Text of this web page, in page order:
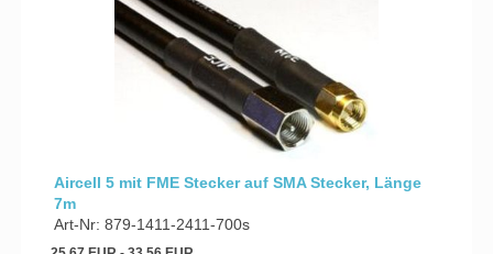
Aircell 5 mit FME Stecker auf SMA Stecker, Länge
7m
Art-Nr: 879-1411-2411-700s